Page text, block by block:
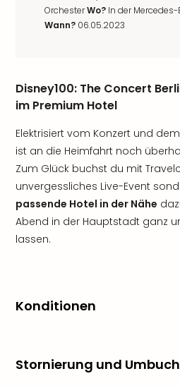
OrchesterWo? In der
Wann? 06.05.2023
Disney100: The Concert
im Premium Hotel
Elektrisiert vom Konzert und
ist an die Heimfahrt noch
Zum Glück buchst du mit
unvergessliches Live-Event
passende Hotel in der Nähe
Abend in der Hauptstadt ganz
lassen.
Konditionen
Stornierung und